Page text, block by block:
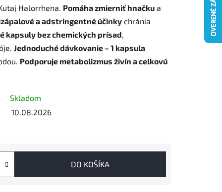
Halorrhena. Pomáha zmierniť hnačku a
a adstringentné účinky chránia
kapsuly bez chemických prísad,
Jednoduché dávkovanie – 1 kapsula
Podporuje metabolizmus živín a celkovú
Skladom
10.08.2026
DO KOŠÍKA